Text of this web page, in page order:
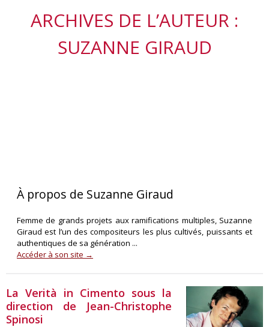
ARCHIVES DE L’AUTEUR :
SUZANNE GIRAUD
À propos de Suzanne Giraud
Femme de grands projets aux ramifications multiples, Suzanne
Giraud est l’un des compositeurs les plus cultivés, puissants et
authentiques de sa génération ...
Accéder à son site →
La Verità in Cimento sous la
direction de Jean-Christophe
Spinosi